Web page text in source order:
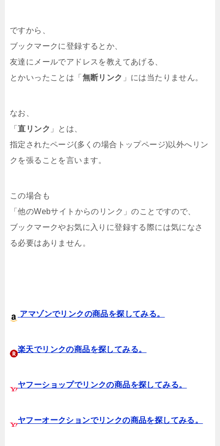
ですから、
ブックマークに登録するとか、
友達にメールでアドレスを教えてあげる、
とかいったことは「 無断リンク 」には当たりません。
なお、
「直リンク 」とは、
指定されたページ(多くの場合トップページ)以外へリン
クを張ることを言います。
この場合も
「他のWebサイトからのリンク」のことですので、
ブックマークやお気に入りに登録する際には気になさ
る必要はありません。
アマゾンでリンクの商品を探してみる。
楽天でリンクの商品を探してみる。
ヤフーショップでリンクの商品を探してみる。
ヤフーオークションでリンクの商品を探してみる。